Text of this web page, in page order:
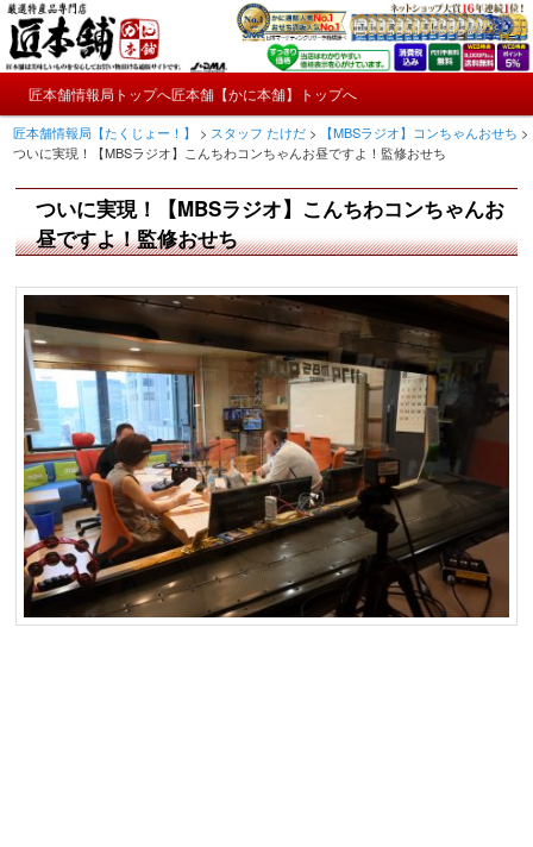
メ
イ
ン
ン
テ
匠本舗情報局【たくじょー！】
かにやおせちについてのおもしろ情報や興味深い記事をお届けします。
ン
メ
メ
イ
ン
コ
テ
ン
ツ
へ
移
動
匠本舗情報局トップへ匠本舗【かに本舗】トップへ
匠本舗情報局【たくじょー！】 > スタッフ たけだ > 【MBSラジオ】コンちゃんおせち >
ついに実現！【MBSラジオ】こんちわコンちゃんお昼ですよ！監修おせち
ついに実現！【MBSラジオ】こんちわコンちゃんお
昼ですよ！監修おせち